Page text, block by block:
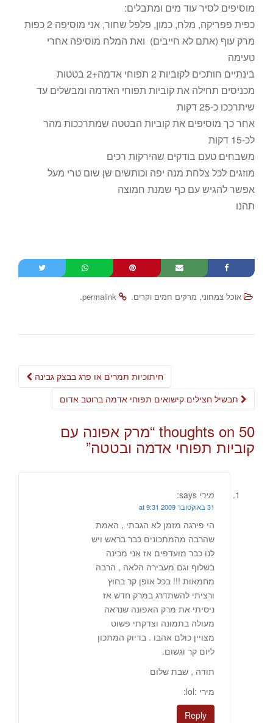
מוסיפים לסיר עוד מים ומתבלים:
כפית פפריקה, מלח, כמון, פלפל שחור, אני מוסיפה 2 כפות
מרק עוף (אתם לא חייבים) ואת המלח מוסיפה אחרי
טעימה
בינתיים חותכים לקוביות 2 תפוחי אדמה+2 בטטות
מכניסים תחילה את קוביות תפוחי האדמה ומבשלים עד
שיתרככו כ-25 דקות
אחר כך מוסיפים את קוביות הבטטה שמתרככות מהר
לכ-15 דקות
משבחים טעם בודקים שהירקות רכים
מוזגים לכל צלחת מנה יפה וכותשים שן שום טרי מעל
אפשר להגיש עם כף שמנת חמוצה
תהנו
אוכל צמחוני, מרקים חמים וקרים.
permalink
.
Post
navigation
חיתוכיות תמרים או פרג בבצק גבינה
50 thoughts on “ מרק אפונה עם
קוביות תפוחי אדמה ובטטה”
מירי says:
31 באוקטובר 2009 at 9:31
הי פירגה מזמן לא הגבתי , האמת
שהרבה מהמתכונים כבר בראש ויש
לנו כבר מועדפים אז אני מכינה
בשלוף וגם מעבירה הלאה , הרבה
מחמאות !!! בכל אופן קר בחוץ
ורציתי להשתדרג במרק חדש אז
ניסיתי את מרק האפונה שנראה
מעולה בתמונה וצדקתי פשוט
מצויין כולם אהבו . בדיוק המתכון
ליום קר וגשום.
תודה , שבת שלום
מירי :lol:
Reply